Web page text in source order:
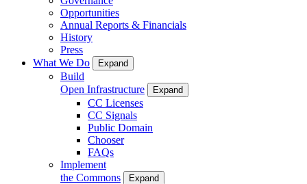
Opportunities
Annual Reports & Financials
History
Press
What We Do
Expand
Build
Open Infrastructure
Expand
CC Licenses
CC Signals
Public Domain
Chooser
FAQs
Implement
the Commons
Expand